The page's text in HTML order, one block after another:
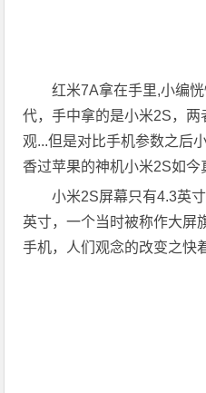
红米7A拿在手里,小编
代，手中拿的是小米2S，
观...但是对比手机参数之后
香过苹果的神机小米2S如今
小米2S屏幕只有4.3英
英寸，一个当时被称作大屏
手机，人们观念的改变之快